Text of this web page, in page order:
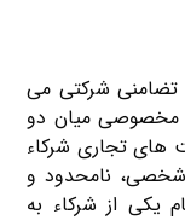
و ۱۲۴ ق.ت شرکت تضامنی شرکتی می
مخصوصی میان دو
های تجاری شرکاء
نامحدود و
یکی از شرکاء به